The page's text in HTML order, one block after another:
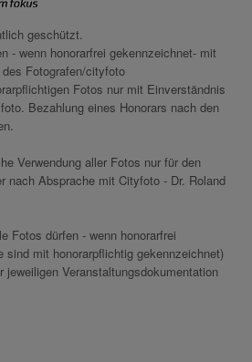
geschützt.
- wenn honorarfrei gekennzeichnet- mit
Fotografen/cityfoto
Fotos nur mit Einverständnis
Bezahlung eines Honorars nach den
Verwendung aller Fotos nur für den
nach Absprache mit Cityfoto - Dr. Roland
Fotos dürfen - wenn honorarfrei
sind mit honorarpflichtig gekennzeichnet)
Veranstaltungsdokumentation